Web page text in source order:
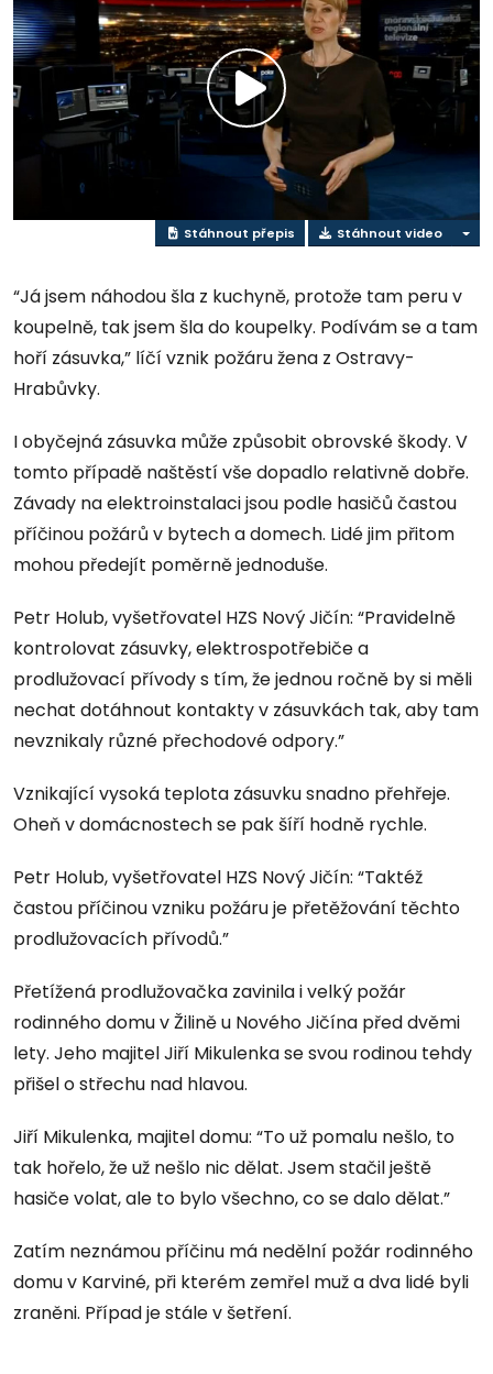
Přehrát
video
Stáhnout přepis Stáhnout video
“Já jsem náhodou šla z kuchyně, protože tam peru v
koupelně, tak jsem šla do koupelky. Podívám se a tam
hoří zásuvka,” líčí vznik požáru žena z Ostravy-
Hrabůvky.
I obyčejná zásuvka může způsobit obrovské škody. V
tomto případě naštěstí vše dopadlo relativně dobře.
Závady na elektroinstalaci jsou podle hasičů častou
příčinou požárů v bytech a domech. Lidé jim přitom
mohou předejít poměrně jednoduše.
Petr Holub, vyšetřovatel HZS Nový Jičín: “Pravidelně
kontrolovat zásuvky, elektrospotřebiče a
prodlužovací přívody s tím, že jednou ročně by si měli
nechat dotáhnout kontakty v zásuvkách tak, aby tam
nevznikaly různé přechodové odpory.”
Vznikající vysoká teplota zásuvku snadno přehřeje.
Oheň v domácnostech se pak šíří hodně rychle.
Petr Holub, vyšetřovatel HZS Nový Jičín: “Taktéž
častou příčinou vzniku požáru je přetěžování těchto
prodlužovacích přívodů.”
Přetížená prodlužovačka zavinila i velký požár
rodinného domu v Žilině u Nového Jičína před dvěmi
lety. Jeho majitel Jiří Mikulenka se svou rodinou tehdy
přišel o střechu nad hlavou.
Jiří Mikulenka, majitel domu: “To už pomalu nešlo, to
tak hořelo, že už nešlo nic dělat. Jsem stačil ještě
hasiče volat, ale to bylo všechno, co se dalo dělat.”
Zatím neznámou příčinu má nedělní požár rodinného
domu v Karviné, při kterém zemřel muž a dva lidé byli
zraněni. Případ je stále v šetření.